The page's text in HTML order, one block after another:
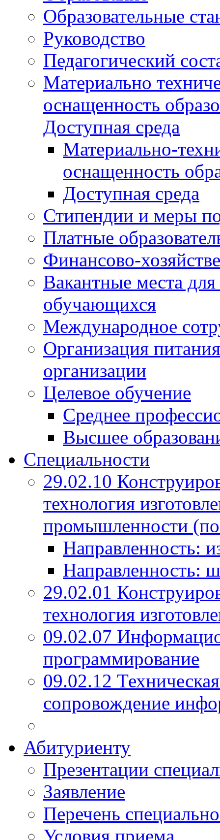
Образовательные
Руководство
Педагогический
Материально
оснащенность
Доступная среда
Материально-
оснащенность
Доступная среда
Стипендии и меры
Платные
Финансово-
Вакантные места
обучающихся
Международное
Организация
организации
Целевое обучение
Среднее
Высшее
Специальности
29.02.10
технология
промышленности
Направленность:
Направленность:
29.02.01
технология
09.02.07
программирование
09.02.12
сопровождение
Абитуриенту
Презентации
Заявление
Перечень